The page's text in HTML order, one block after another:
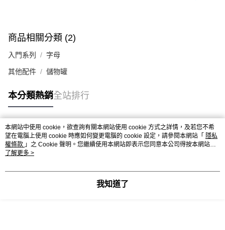
商品相關分類 (2)
入門系列 字母
其他配件 儲物罐
本分類熱銷全站排行
熱門標籤
本網站中使用 cookie，欲查詢有關本網站使用 cookie 方式之詳情，及若您不希
望在電腦上使用 cookie 時應如何變更電腦的 cookie 設定，請參閱本網站「 隱私
權條款 」之 Cookie 聲明。您繼續使用本網站即表示您同意本公司得按本網站使
用條款之 Cookie 聲明使用 cookie。
了解更多 >
我知道了